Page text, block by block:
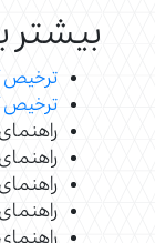
بیشتر
ترخیص
ترخیص